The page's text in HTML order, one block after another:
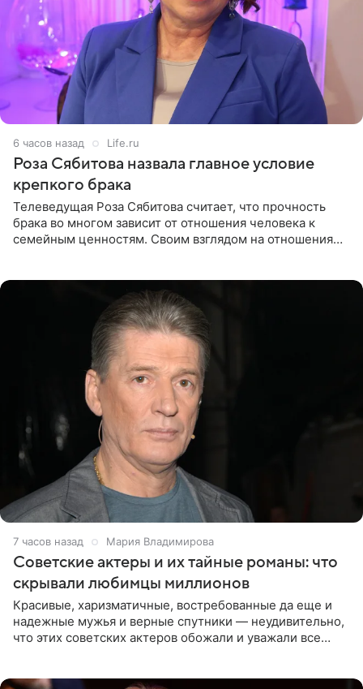
6 часов назад Life.ru
Роза Сябитова назвала главное условие
крепкого брака
Телеведущая Роза Сябитова считает, что прочность
брака во многом зависит от отношения человека к
семейным ценностям. Своим взглядом на отношения
7 часов назад Мария Владимирова
Советские актеры и их тайные романы: что
скрывали любимцы миллионов
Красивые, харизматичные, востребованные да еще и
надежные мужья и верные спутники — неудивительно,
что этих советских актеров обожали и уважали все